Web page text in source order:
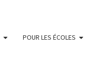
POUR LES ÉCOLES